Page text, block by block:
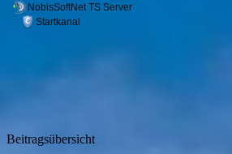
Beitragsübersicht